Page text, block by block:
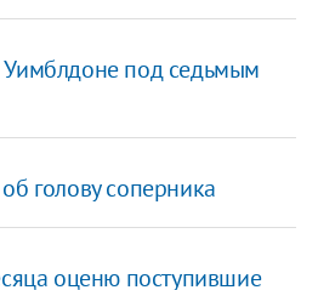
Уимблдоне под седьмым
голову соперника
оценю поступившие